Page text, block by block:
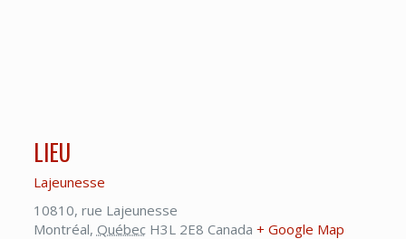
LIEU
Lajeunesse
10810, rue Lajeunesse
Montréal, Québec H3L 2E8 Canada + Google Map